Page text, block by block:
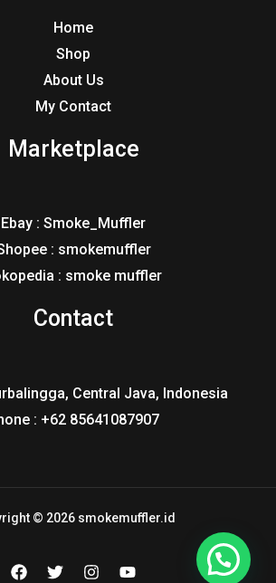
Home
Shop
About Us
My Contact
Marketplace
Ebay : Smoke_Muffler
: smokemuffler
: smoke muffler
Contact
Central Java, Indonesia
: +62 85641087907
© 2026 smokemuffler.id